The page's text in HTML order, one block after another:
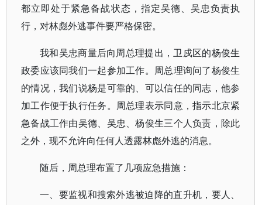
都立即处于紧急备战状态，指定吴德、吴忠负责执
行，对林彪外逃事件要严格保密。
我和吴忠商量后向周总理提出，卫戍区的杨俊生
政委应该同我们一起参加工作。周总理询问了杨俊生
的情况，我们说杨是可靠的、可以信任的同志，他参
加工作便于执行任务。周总理表示同意，指示北京紧
急备战工作由吴德、吴忠、杨俊生三个人负责，除此
之外，现不允许向任何人透露林彪外逃的消息。
随后，周总理布置了几项应急措施：
一、要监视和搜索外逃被迫降的直升机，要人、